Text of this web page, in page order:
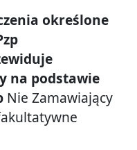
określone
na podstawie
Nie Zamawiający